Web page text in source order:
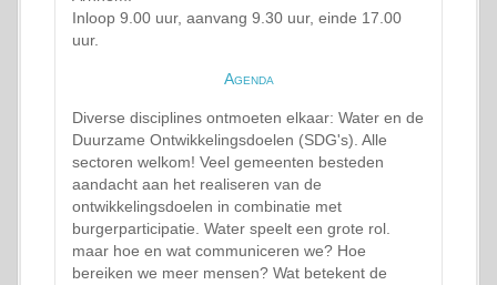
Inloop 9.00 uur, aanvang 9.30 uur, einde 17.00
uur.
Agenda
Diverse disciplines ontmoeten elkaar: Water en de
Duurzame Ontwikkelingsdoelen (SDG's). Alle
sectoren welkom! Veel gemeenten besteden
aandacht aan het realiseren van de
ontwikkelingsdoelen in combinatie met
burgerparticipatie. Water speelt een grote rol.
maar hoe en wat communiceren we? Hoe
bereiken we meer mensen? Wat betekent de